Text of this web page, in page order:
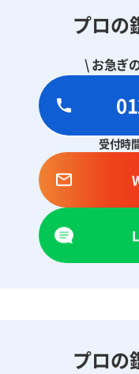
プロの
\ お急ぎ
受付時
プロの